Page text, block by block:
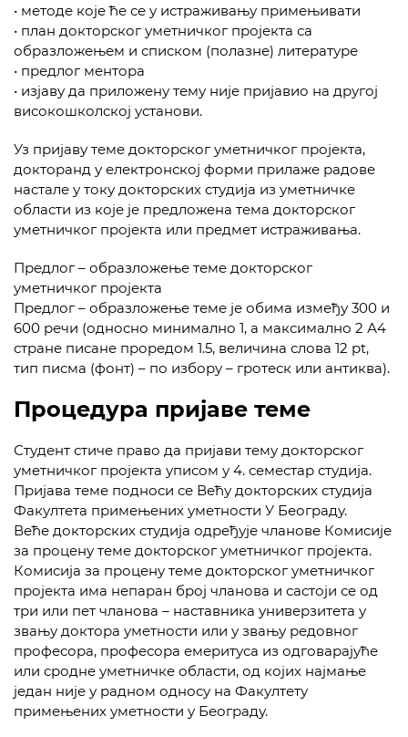
• методе које ће се у истраживању примењивати
• план докторског уметничког пројекта са
образложењем и списком (полазне) литературе
• предлог ментора
• изјаву да приложену тему није пријавио на другој
високошколској установи.
Уз пријаву теме докторског уметничког пројекта,
докторанд у електронској форми прилаже радове
настале у току докторских студија из уметничке
области из које је предложена тема докторског
уметничког пројекта или предмет истраживања.
Предлог – образложење теме докторског
уметничког пројекта
Предлог – образложење теме је обима између 300 и
600 речи (односно минимално 1, а максимално 2 А4
стране писане проредом 1.5, величина слова 12 pt,
тип писма (фонт) – по избору – гротеск или антиква).
Процедура пријаве теме
Студент стиче право да пријави тему докторског
уметничког пројекта уписом у 4. семестар студија.
Пријава теме подноси се Већу докторских студија
Факултета примењених уметности У Београду.
Веће докторских студија одређује чланове Комисије
за процену теме докторског уметничког пројекта.
Комисија за процену теме докторског уметничког
пројекта има непаран број чланова и састоји се од
три или пет чланова – наставника универзитета у
звању доктора уметности или у звању редовног
професора, професора емеритуса из одговарајуће
или сродне уметничке области, од којих најмање
један није у радном односу на Факултету
примењених уметности у Београду.